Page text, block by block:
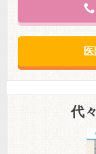
代